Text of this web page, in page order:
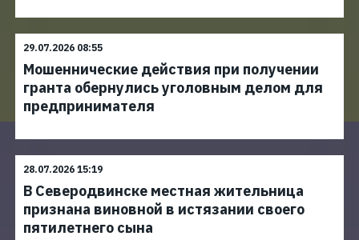
29.07.2026 08:55
Мошеннические действия при получении
гранта обернулись уголовным делом для
предпринимателя
28.07.2026 15:19
В Северодвинске местная жительница
признана виновной в истязании своего
пятилетнего сына